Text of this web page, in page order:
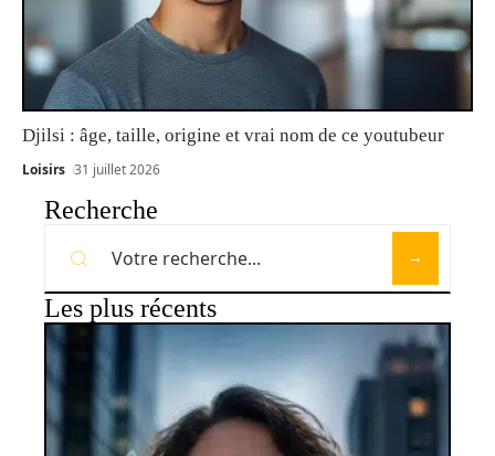
Djilsi : âge, taille, origine et vrai nom de ce youtubeur
Loisirs 31 juillet 2026
Recherche
Les plus récents